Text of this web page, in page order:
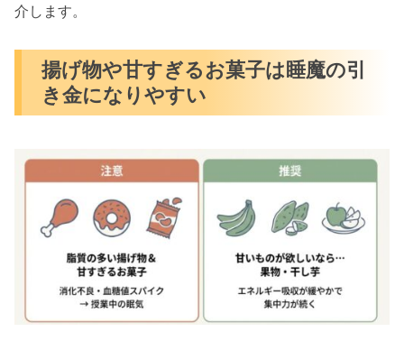
介します。
揚げ物や甘すぎるお菓子は睡魔の引
き金になりやすい